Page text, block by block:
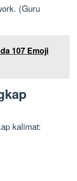
(Guru
107 Emoji
kalimat: